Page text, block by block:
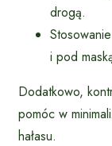
drogą.
i pod
Dodatkowo,
pomóc w
hałasu.